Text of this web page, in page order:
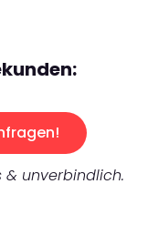
& unverbindlich.